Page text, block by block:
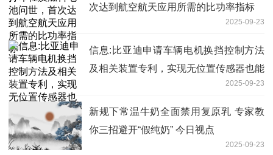
次达到航空航天应用所需的比功率指标
2025-09-23
信息:比亚迪申请车辆电机换挡控制方法
及相关装置专利，实现无位置传感器也能
2025-09-23
新规下常温牛奶全面禁用复原乳 专家教
你三招避开“假纯奶” 今日视点
2025-09-23